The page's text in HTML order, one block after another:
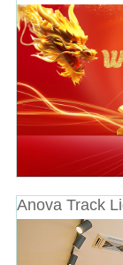
Anova Track